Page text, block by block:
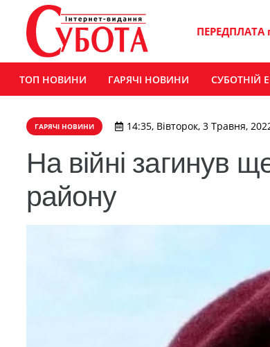
ПЕРЕДПЛАТА
ТОП НОВИНИ ГАРЯЧІ НОВИНИ СУБОТНІЙ
ГАРЯЧІ НОВИНИ 14:35, Вівторок, 3 Травня,
На війні загинув
району